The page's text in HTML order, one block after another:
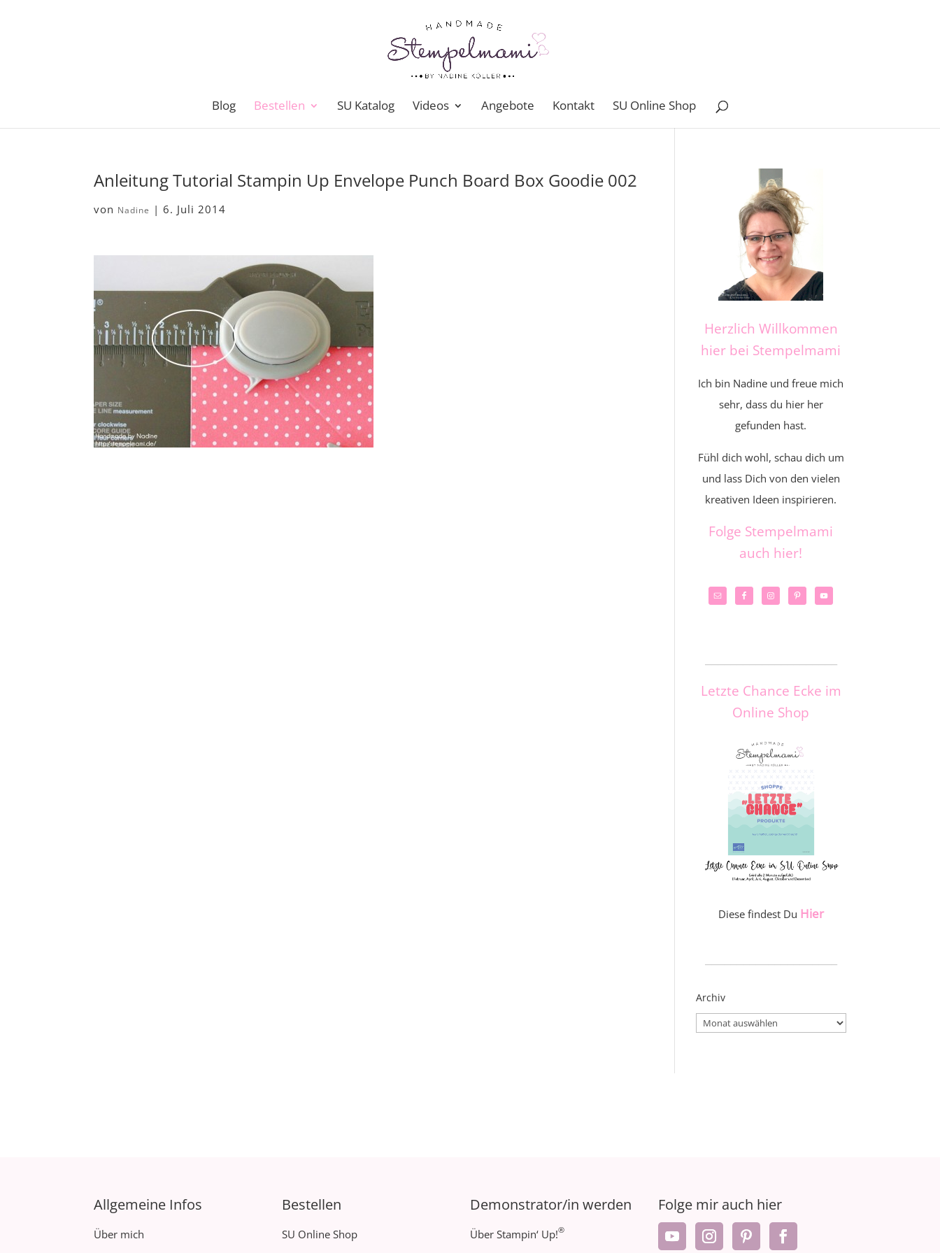
Blog Bestellen SU Katalog Videos Angebote Kontakt SU Online Shop
Anleitung Tutorial Stampin Up Envelope Punch Board Box Goodie 002
von Nadine |6. Juli 2014
Herzlich Willkommen
hier bei Stempelmami
Ich bin Nadine und freue mich
sehr, dass du hier her
gefunden hast.
Fühl dich wohl, schau dich um
und lass Dich von den vielen
kreativen Ideen inspirieren.
Folge Stempelmami
auch hier!
Letzte Chance Ecke im
Online Shop
Diese findest Du Hier
Archiv
Archiv
Allgemeine Infos
Über mich
Bestellen
SU Online Shop
Demonstrator/in werden
Über Stampin‘ Up!®
Folge mir auch hier